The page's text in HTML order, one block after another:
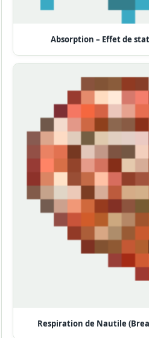
Absorption – Effet de
Respiration de Nautile